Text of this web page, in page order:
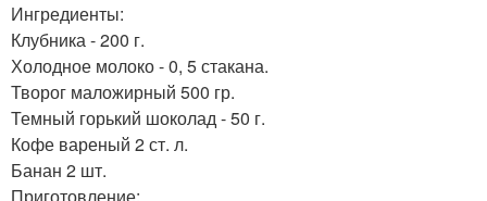
Ингредиенты:
Клубника - 200 г.
Холодное молоко - 0, 5 стакана.
Творог маложирный 500 гр.
Темный горький шоколад - 50 г.
Кофе вареный 2 ст. л.
Банан 2 шт.